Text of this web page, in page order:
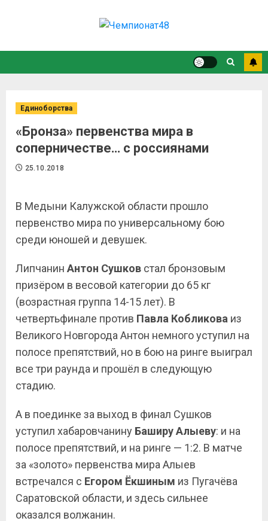
Единоборства
«Бронза» первенства мира в
соперничестве… с россиянами
25.10.2018
В Медыни Калужской области прошло
первенство мира по универсальному бою
среди юношей и девушек.
Липчанин Антон Сушков стал бронзовым
призёром в весовой категории до 65 кг
(возрастная группа 14-15 лет). В
четвертьфинале против Павла Кобликова из
Великого Новгорода Антон немного уступил на
полосе препятствий, но в бою на ринге выиграл
все три раунда и прошёл в следующую
стадию.
А в поединке за выход в финал Сушков
уступил хабаровчанину Баширу Алыеву: и на
полосе препятствий, и на ринге — 1:2. В матче
за «золото» первенства мира Алыев
встречался с Егором Ёкшиным из Пугачёва
Саратовской области, и здесь сильнее
оказался волжанин.